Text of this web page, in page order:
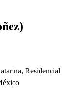
)
tarina, Residencial